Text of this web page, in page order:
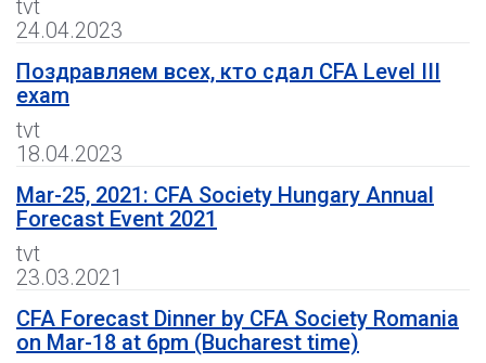
tvt
24.04.2023
Поздравляем всех, кто сдал CFA Level III
exam
tvt
18.04.2023
Mar-25, 2021: CFA Society Hungary Annual
Forecast Event 2021
tvt
23.03.2021
CFA Forecast Dinner by CFA Society Romania
on Mar-18 at 6pm (Bucharest time)